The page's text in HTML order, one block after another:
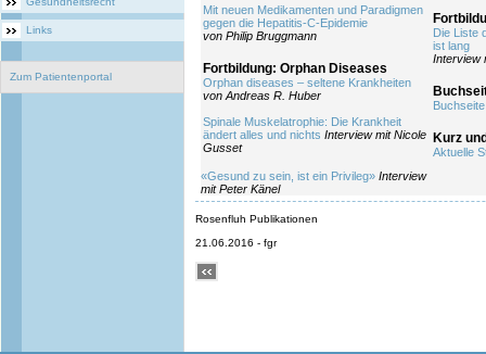
Links
Zum Patientenportal
Mit neuen Medikamenten und Paradigmen
gegen die Hepatitis-C-Epidemie
von Philip Bruggmann
Fortbildung: Orphan Diseases
Orphan diseases – seltene Krankheiten
von Andreas R. Huber
Spinale Muskelatrophie: Die Krankheit
ändert alles und nichts Interview mit Nicole
Gusset
«Gesund zu sein, ist ein Privileg» Interview
mit Peter Känel
Die Liste
ist lang
Interview
Buchseite
Kurz
Aktuelle
Rosenfluh Publikationen
21.06.2016 - fgr